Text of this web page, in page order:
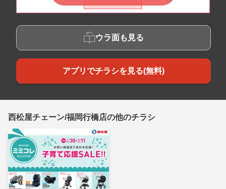
ウラ面も見る
アプリでチラシを見る(無料)
西松屋チェーン/福岡行橋店の他のチラシ